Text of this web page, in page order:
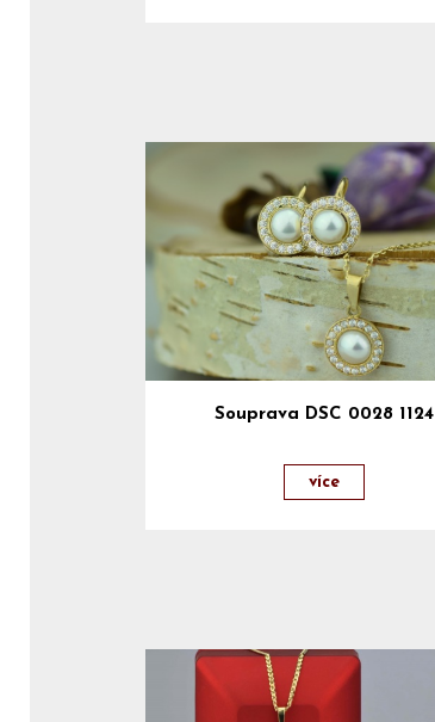
Souprava DSC 0028 1124
více